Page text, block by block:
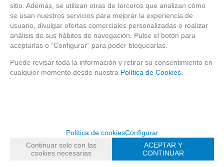
Cañas
Cortacañas
Deflector Saxo Tenor
Estuches Guardacañas
Limpiadores
Protectores Boquilla
sitio. Además, se utilizan otras de terceros que analizan cómo
se usan nuestros servicios para mejorar la experiencia de
usuario, divulgar ofertas comerciales personalizadas o realizar
análisis de sus hábitos de navegación. Pulse el botón para
aceptarlas o “Configurar” para poder bloquearlas.
Puede revisar toda la información y retirar su consentimiento en
cualquier momento desde nuestra Política de Cookies.
Política de cookiesConfigurar
Continuar solo con las
cookies necesarias
ACEPTAR Y
CONTINUAR